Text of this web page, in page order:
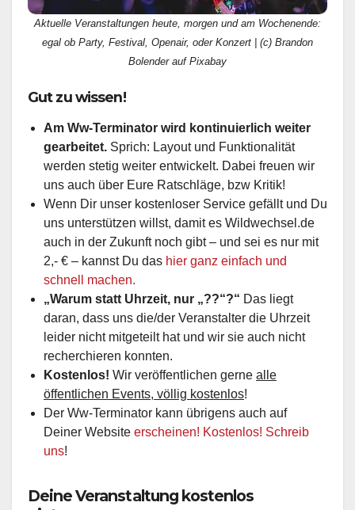
Aktuelle Veranstaltungen heute, morgen und am Wochenende:
egal ob Party, Festival, Openair, oder Konzert | (c) Brandon
Bolender auf Pixabay
Gut zu wissen!
Am Ww-Terminator wird kontinuierlich weiter
gearbeitet. Sprich: Layout und Funktionalität
werden stetig weiter entwickelt. Dabei freuen wir
uns auch über Eure Ratschläge, bzw Kritik!
Wenn Dir unser kostenloser Service gefällt und Du
uns unterstützen willst, damit es Wildwechsel.de
auch in der Zukunft noch gibt – und sei es nur mit
2,- € – kannst Du das hier ganz einfach und
schnell machen.
„Warum statt Uhrzeit, nur „??“?“ Das liegt
daran, dass uns die/der Veranstalter die Uhrzeit
leider nicht mitgeteilt hat und wir sie auch nicht
recherchieren konnten.
Kostenlos! Wir veröffentlichen gerne alle
öffentlichen Events, völlig kostenlos!
Der Ww-Terminator kann übrigens auch auf
Deiner Website erscheinen! Kostenlos! Schreib
uns!
Deine Veranstaltung kostenlos